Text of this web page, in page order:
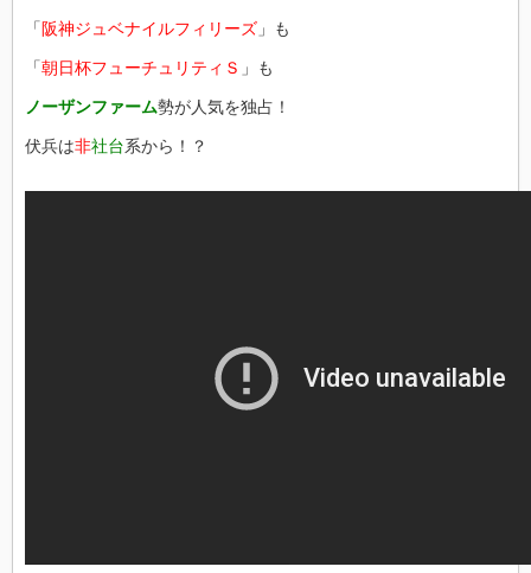
「 阪神ジュベナイルフィリーズ 」も
「朝日杯フューチュリティＳ 」も
ノーザンファーム勢が人気を独占！
伏兵は非社台系から！？